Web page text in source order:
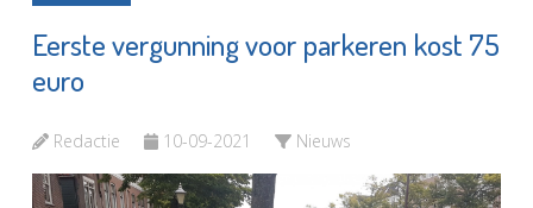
Eerste vergunning voor parkeren kost 75
euro
Redactie 10-09-2021 Nieuws